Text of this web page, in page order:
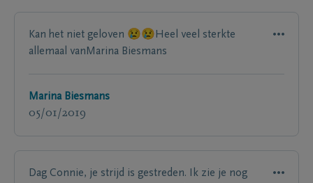
Kan het niet geloven 😢😢Heel veel sterkte
allemaal vanMarina Biesmans
Marina Biesmans
05/01/2019
Dag Connie, je strijd is gestreden. Ik zie je nog